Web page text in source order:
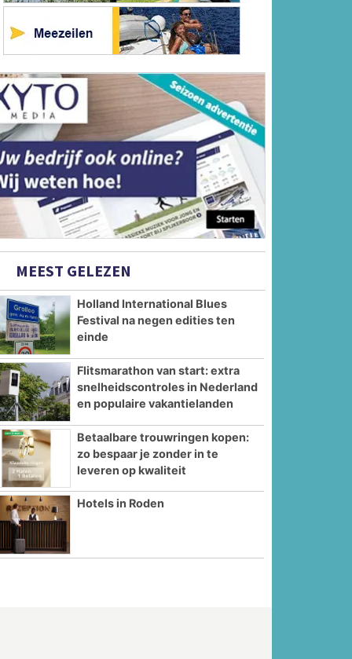
MEEST GELEZEN
Holland International Blues
Festival na negen edities ten
einde
Flitsmarathon van start: extra
snelheidscontroles in Nederland
en populaire vakantielanden
Betaalbare trouwringen kopen:
zo bespaar je zonder in te
leveren op kwaliteit
Hotels in Roden